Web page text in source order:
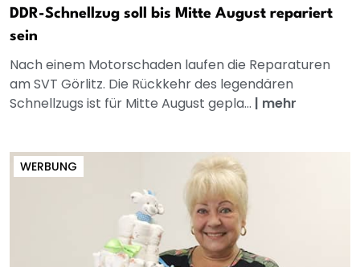
DDR-Schnellzug soll bis Mitte August repariert
sein
Nach einem Motorschaden laufen die Reparaturen
am SVT Görlitz. Die Rückkehr des legendären
Schnellzugs ist für Mitte August gepla... | mehr
WERBUNG